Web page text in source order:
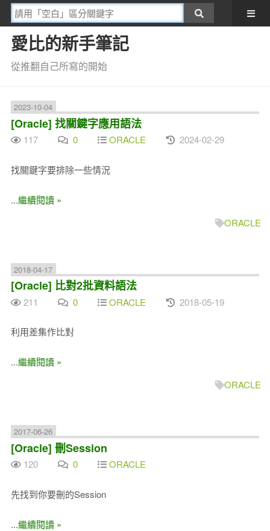
愛比的新手筆記
從推翻自己所寫的開始
2023-10-04
[Oracle] 找關鍵字應用語法
117 0 ORACLE 2024-02-29
找關鍵字要排除一些情況
...繼續閱讀 »
ORACLE
2018-04-17
[Oracle] 比對2批資料語法
211 0 ORACLE 2018-05-19
利用差集作比對
...繼續閱讀 »
ORACLE
2017-06-26
[Oracle] 刪Session
120 0 ORACLE
先找到你要刪的Session
...繼續閱讀 »